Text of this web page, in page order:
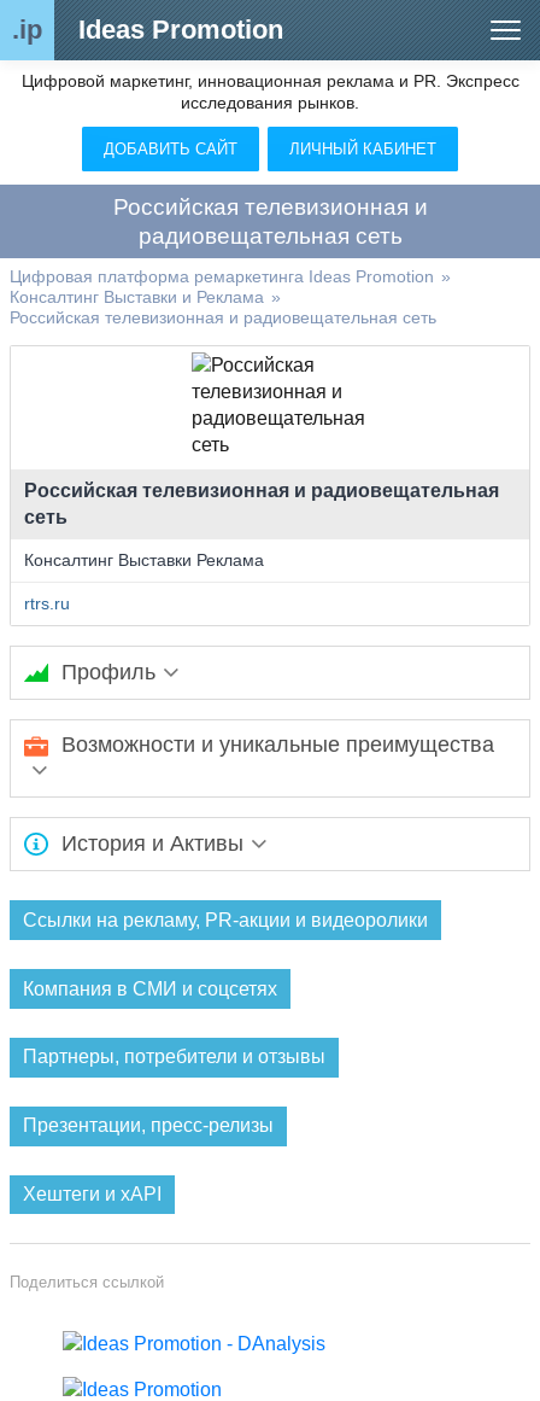
.ip Ideas Promotion
Сегменты рынка
Цифровой ремаркетинг (анализ рынка)
О нас
Контакты
Цифровой маркетинг, инновационная реклама и PR. Экспресс
исследования рынков.
ДОБАВИТЬ САЙТ ЛИЧНЫЙ КАБИНЕТ
Российская телевизионная и
радиовещательная сеть
Цифровая платформа ремаркетинга Ideas Promotion »
Консалтинг Выставки и Реклама »
Российская телевизионная и радиовещательная сеть
Российская телевизионная и радиовещательная
сеть
Консалтинг Выставки Реклама
rtrs.ru
Профиль
Ожидается заполнение информации...
Возможности и уникальные преимущества
Ожидается заполнение информации...
История и Активы
Ссылки на рекламу, PR-акции и видеоролики
Компания в СМИ и соцсетях
Партнеры, потребители и отзывы
Презентации, пресс-релизы
Хештеги и xAPI
Поделиться ссылкой